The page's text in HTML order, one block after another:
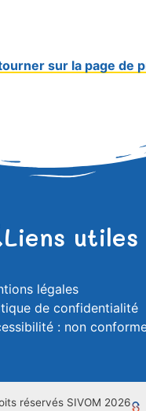
sur la page de
Liens utiles
légales
de confidentialité
: non
réservés SIVOM 2026